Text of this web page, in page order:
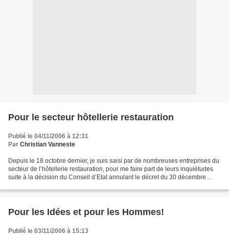
Pour le secteur hôtellerie restauration
Publié le 04/11/2006 à 12:31
Par Christian Vanneste
Depuis le 18 octobre dernier, je suis saisi par de nombreuses entreprises du
secteur de l’hôtellerie restauration, pour me faire part de leurs inquiétudes
suite à la décision du Conseil d’Etat annulant le décret du 30 décembre
Pour les Idées et pour les Hommes!
Publié le 03/11/2006 à 15:13